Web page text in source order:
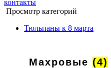
контакты
Просмотр категорий
Тюльпаны к 8 марта
Махровые (4)